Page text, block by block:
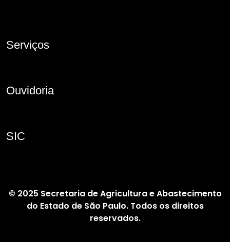
Serviços
Ouvidoria
SIC
© 2025 Secretaria de Agricultura e Abastecimento
do Estado de São Paulo. Todos os direitos
reservados.